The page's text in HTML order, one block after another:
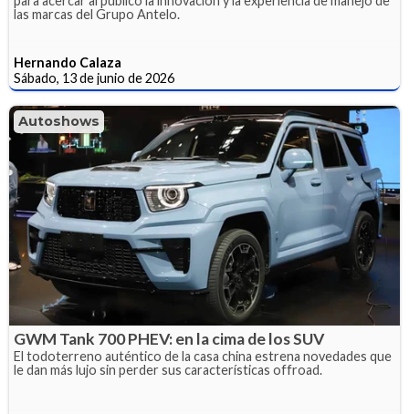
las marcas del Grupo Antelo.
Hernando Calaza
Sábado, 13 de junio de 2026
Autoshows
GWM Tank 700 PHEV: en la cima de los SUV
El todoterreno auténtico de la casa china estrena novedades que
le dan más lujo sin perder sus características offroad.